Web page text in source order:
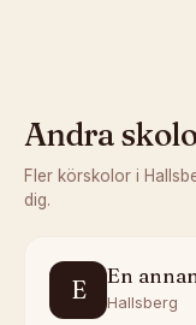
Andra
Fler körskolor i
dig.
E En
Hallsberg